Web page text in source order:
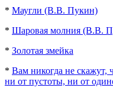
* Маугли (В.В. Пукин)
* Шаровая молния (В.В.
* Золотая змейка
* Вам никогда не скажут,
ни от пустоты, ни от